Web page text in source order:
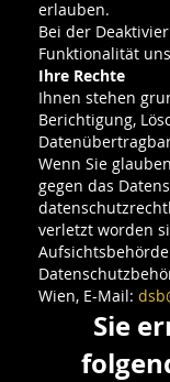
erlauben.
Bei der
Funktionalität
Ihre Rechte
Ihnen stehen
Berichtigung,
Wenn Sie
gegen das
verletzt worden
Wien, E-Mail:
Sie